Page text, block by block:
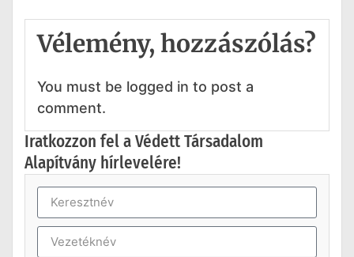
Vélemény, hozzászólás?
You must be logged in to post a
comment.
Iratkozzon fel a Védett Társadalom
Alapítvány hírlevelére!